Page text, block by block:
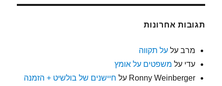
תגובות אחרונות
מרב עלעל תקווה
עדי על משפטים על אומץ
Ronny Weinberger על חיישנים של בולשיט + הזמנה